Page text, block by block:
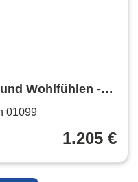
Wohlfühlen -
gefragter Lage
01099
1.205 €